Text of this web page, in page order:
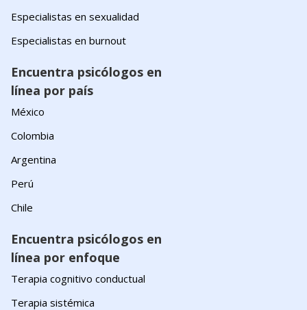
Especialistas en sexualidad
Especialistas en burnout
Encuentra psicólogos en
línea por país
México
Colombia
Argentina
Perú
Chile
Encuentra psicólogos en
línea por enfoque
Terapia cognitivo conductual
Terapia sistémica